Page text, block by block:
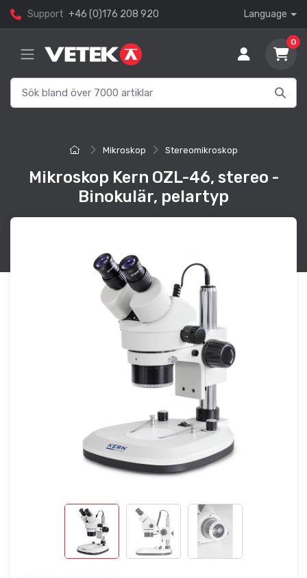
Support +46 (0)176 208 920 Language
0
Mikroskop Stereomikroskop
Mikroskop Kern OZL-46, stereo -
Binokulär, pelartyp